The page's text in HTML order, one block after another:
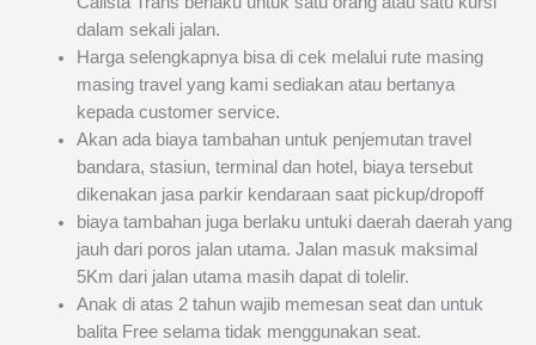
dalam sekali jalan.
Harga selengkapnya bisa di cek melalui rute masing
masing travel yang kami sediakan atau bertanya
kepada customer service.
Akan ada biaya tambahan untuk penjemutan travel
bandara, stasiun, terminal dan hotel, biaya tersebut
dikenakan jasa parkir kendaraan saat pickup/dropoff
biaya tambahan juga berlaku untuki daerah daerah yang
jauh dari poros jalan utama. Jalan masuk maksimal
5Km dari jalan utama masih dapat di tolelir.
Anak di atas 2 tahun wajib memesan seat dan untuk
balita Free selama tidak menggunakan seat.